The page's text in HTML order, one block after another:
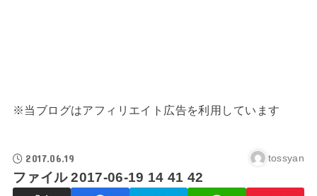
※当ブログはアフィリエイト広告を利用しています
2017.06.19 tossyan
ファイル 2017-06-19 14 41 42